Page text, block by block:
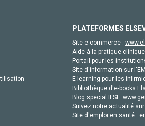
PLATEFORMES
Site e-commerce :
Aide à la pratique
Portail pour les
Site d'information sur
E-learning pour les
Bibliothèque d'e-books
Blog special IFSI :
Suivez notre actualité
Site d'emploi en santé :